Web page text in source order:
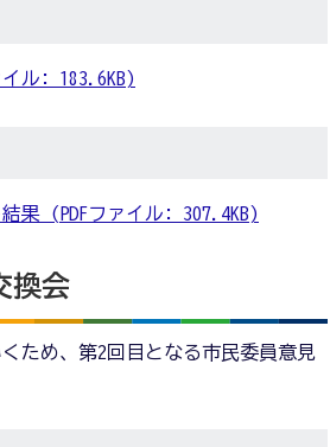
ル: 183.6KB)
果 (PDFファイル: 307.4KB)
換会
ため、第2回目となる市民委員意見